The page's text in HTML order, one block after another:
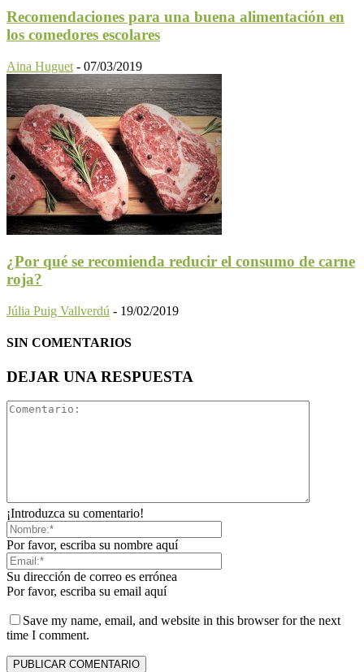
Recomendaciones para una buena alimentación en
los comedores escolares
Aina Huguet - 07/03/2019
¿Por qué se recomienda reducir el consumo de carne
roja?
Júlia Puig Vallverdú - 19/02/2019
SIN COMENTARIOS
DEJAR UNA RESPUESTA
¡Introduzca su comentario!
Por favor, escriba su nombre aquí
Su dirección de correo es errónea
Por favor, escriba su email aquí
Save my name, email, and website in this browser for the next
time I comment.